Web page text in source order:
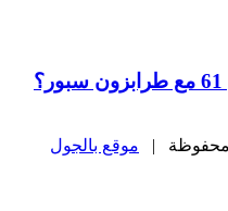
موقع بالجول